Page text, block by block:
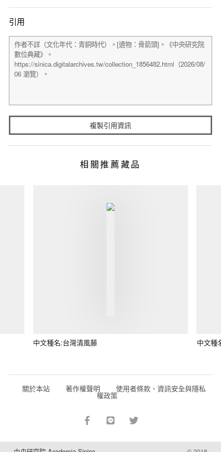
引用
複製引用資訊
相關推薦藏品
中文種名:台灣清風藤 中文種
關於本站 著作權聲明 使用者條款、資訊安全與隱私
權政策